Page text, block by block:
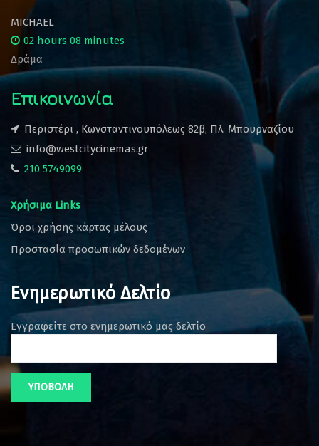
MICHAEL
02 hours 08 minutes
Δράμα
Επικοινωνία
Περιστέρι , Κωνσταντινουπόλεως 82β, Πλ. Μπουρναζίου
info@westcitycinemas.gr
210 5749099
Χρήσιμα Links
Όροι χρήσης κάρτας μέλους
Προστασία προσωπικών δεδομένων
Ενημερωτικό Δελτίο
Εγγραφείτε στο ενημερωτικό μας δελτίο